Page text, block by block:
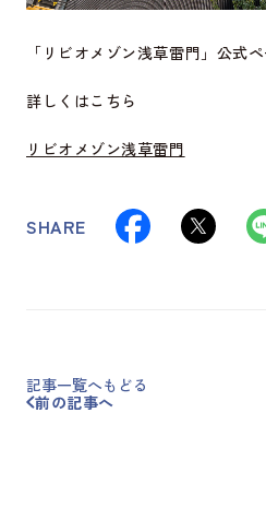
「リビオメゾン浅草雷門」公式
詳しくはこちら
リビオメゾン浅草雷門
SHARE
記事一覧へもどる
前の記事へ